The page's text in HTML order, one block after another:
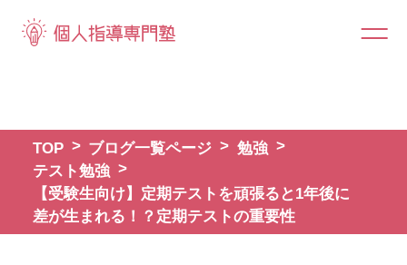
TOP ブログ一覧ページ
勉強
テスト勉強
【受験生向け】定期テストを頑張ると1年後に
差が生まれる！？定期テストの重要性